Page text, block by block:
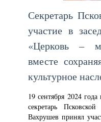
Секретарь
участие в
«Церковь –
вместе
культурное
19 сентября 2024
секретарь
Вахрушев принял